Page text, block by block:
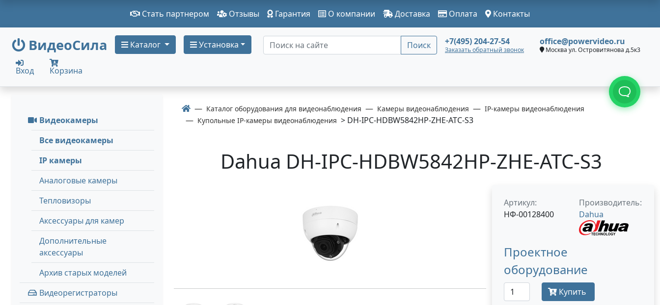
Стать партнером Отзывы Гарантия О компании Доставка Оплата Контакты
ВидеоСила Каталог Установка Поиск +7(495) 204-27-54
Заказать обратный звонок
office@powervideo.ru
Москва ул. Островитянова д.5к3
Вход Корзина
Видеокамеры
Все видеокамеры
IP камеры
Аналоговые камеры
Тепловизоры
Аксессуары для камер
Дополнительные
аксессуары
Архив старых моделей
Видеорегистраторы
Каталог оборудования для видеонаблюдения Камеры видеонаблюдения
IP-камеры видеонаблюдения
Купольные IP-камеры видеонаблюдения > DH-IPC-HDBW5842HP-ZHE-ATC-S3
Dahua DH-IPC-HDBW5842HP-ZHE-ATC-S3
Артикул:
НФ-00128400
Производитель:
Dahua
Проектное
оборудование
Купить